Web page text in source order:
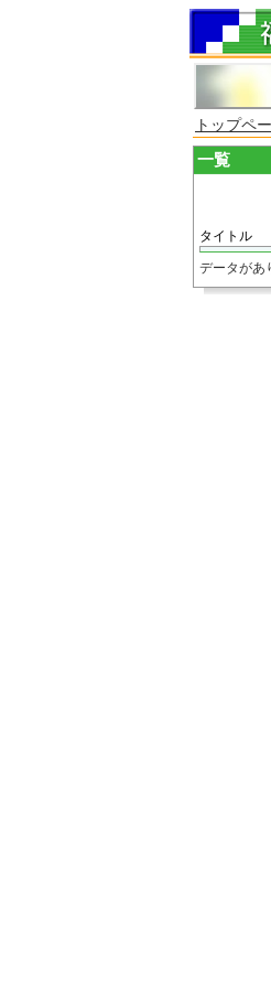
トップペ
一覧
タイトル
データがあ